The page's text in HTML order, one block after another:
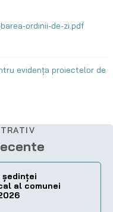
ordinii-de-zi.pdf
evidența proiectelor de
ședinței
al comunei